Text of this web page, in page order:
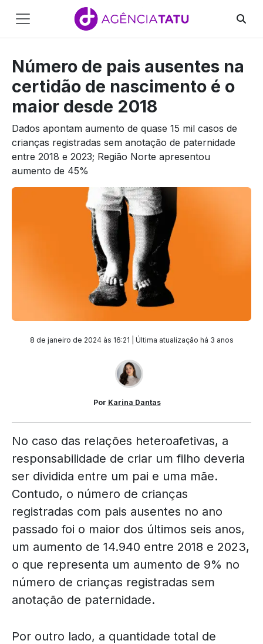
Pular para o conteúdo
Main
Navigation
Número de pais ausentes na
certidão de nascimento é o
maior desde 2018
Dados apontam aumento de quase 15 mil casos de
crianças registradas sem anotação de paternidade
entre 2018 e 2023; Região Norte apresentou
aumento de 45%
8 de janeiro de 2024 às 16:21 | Última atualização há 3 anos
Por Karina Dantas
No caso das relações heteroafetivas, a
responsabilidade de criar um filho deveria
ser dividida entre um pai e uma mãe.
Contudo, o número de crianças
registradas com pais ausentes no ano
passado foi o maior dos últimos seis anos,
um aumento de 14.940 entre 2018 e 2023,
o que representa um aumento de 9% no
número de crianças registradas sem
anotação de paternidade.
Por outro lado, a quantidade total de